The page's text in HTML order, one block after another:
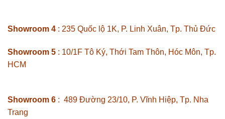
Showroom 4 : 235 Quốc lộ 1K, P. Linh Xuân, Tp. Thủ Đức
Showroom 5 : 10/1F Tô Ký, Thới Tam Thôn, Hóc Môn, Tp.
HCM
Showroom 6 : 489 Đường 23/10, P. Vĩnh Hiệp, Tp. Nha
Trang